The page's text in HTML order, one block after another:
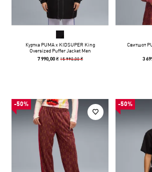
Куртка PUMA x KIDSUPER King
Oversized Puffer Jacket Men
7 990,00 ₴ 15 990,00 ₴
Свитшот
3
-50% -50%